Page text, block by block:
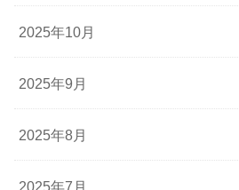
2025年10月
2025年9月
2025年8月
2025年7月